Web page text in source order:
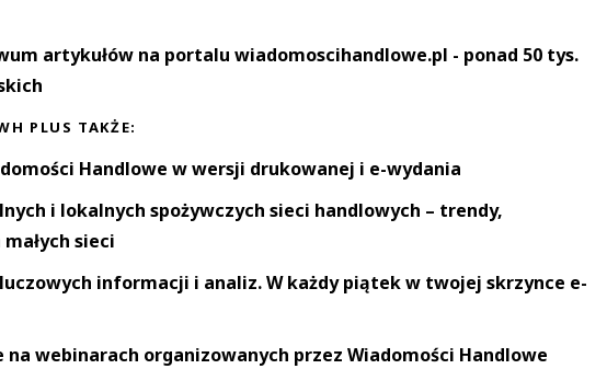
artykułów na portalu wiadomoscihandlowe.pl - ponad 50 tys.
PLUS TAKŻE:
Handlowe w wersji drukowanej i e-wydania
i lokalnych spożywczych sieci handlowych – trendy,
sieci
informacji i analiz. W każdy piątek w twojej skrzynce e-
webinarach organizowanych przez Wiadomości Handlowe